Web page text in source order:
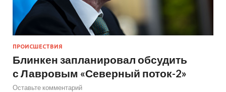
ПРОИСШЕСТВИЯ
Блинкен запланировал обсудить
с Лавровым «Северный поток-2»
Оставьте комментарий